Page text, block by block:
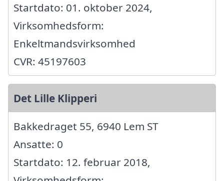
Startdato: 01. oktober 2024,
Virksomhedsform:
Enkeltmandsvirksomhed
CVR: 45197603
Det Lille Klipperi
Bakkedraget 55, 6940 Lem ST
Ansatte: 0
Startdato: 12. februar 2018,